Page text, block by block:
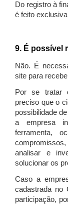
Do registro à
é feito
9. É possível
Não. É
site para
Por se tratar
preciso que o
possibilidade
a empresa
ferramenta,
analisar e
solucionar os
Caso a
cadastrada no
participação,